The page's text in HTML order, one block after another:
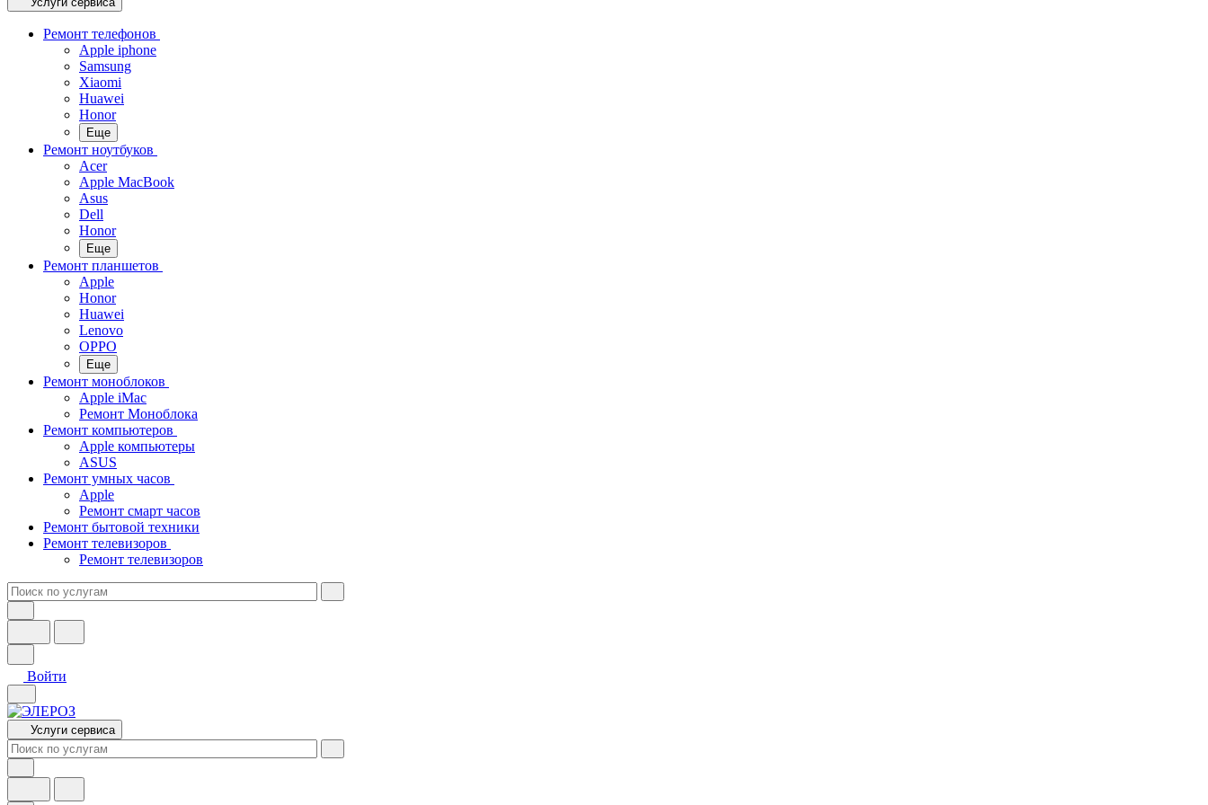
Ремонт телефонов
Apple iphone
Samsung
Xiaomi
Huawei
Honor
Еще
Ремонт ноутбуков
Acer
Apple MacBook
Asus
Dell
Honor
Еще
Ремонт планшетов
Apple
Honor
Huawei
Lenovo
OPPO
Еще
Ремонт моноблоков
Apple iMac
Ремонт Моноблока
Ремонт компьютеров
Apple компьютеры
ASUS
Ремонт умных часов
Apple
Ремонт смарт часов
Ремонт бытовой техники
Ремонт телевизоров
Ремонт телевизоров
Войти
Услуги сервиса